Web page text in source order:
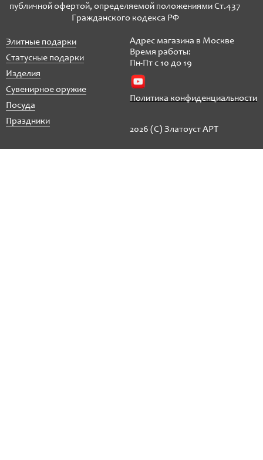
публичной офертой, определяемой положениями Ст.437
Гражданского кодекса РФ
Элитные подарки
Статусные подарки
Изделия
Сувенирное оружие
Посуда
Праздники
Адрес магазина в Москве
Время работы:
Пн-Пт с 10 до 19
Политика конфиденциальности
2026 (C) Златоуст АРТ